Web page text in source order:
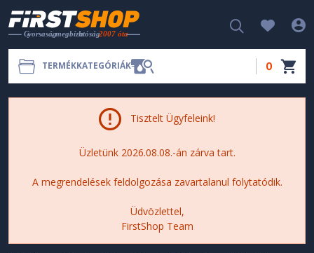
TERMÉKKATEGÓRIÁK 0
Tisztelt Ügyfeleink!
Üzletünk 2026.08.08.-án zárva tart.
A megrendelések feldolgozása zavartalanul folytatódik.
Üdvözlettel,
FirstShop Team